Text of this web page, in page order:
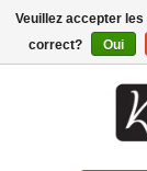
Menu
Veuillez accepter
correct?
Oui